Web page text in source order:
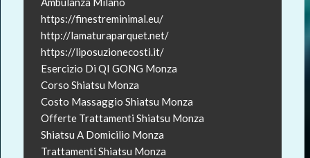
https://finestreminimal.eu/
http://lamaturaparquet.net/
https://liposuzionecosti.it/
Esercizio Di QI GONG Monza
Corso Shiatsu Monza
Costo Massaggio Shiatsu Monza
Offerte Trattamenti Shiatsu Monza
Shiatsu A Domicilio Monza
Trattamenti Shiatsu Monza